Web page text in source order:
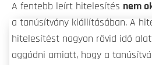
A fentebb leírt hitelesítés nem
a tanúsítvány kiállításában. A
hitelesítést nagyon rövid idő
aggódni amiatt, hogy a